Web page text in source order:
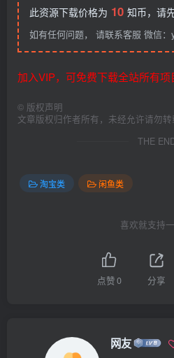
此资源下载价格为 10 知币，请
如有任何问题， 请联系客服 微信：
加入VIP，可免费下载全站所有项
© 版权声明
文章版权归作者所有，未经允许请勿转
THE
淘宝类 闲鱼类
喜欢就支持
点赞0 分享
网友